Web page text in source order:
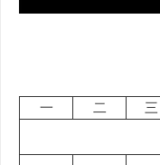
一 二 三